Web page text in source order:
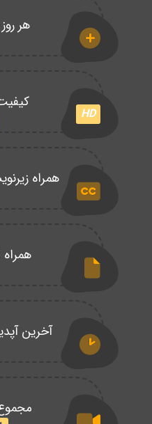
هر
HD
همراه
همراه
آخرین
مجموع